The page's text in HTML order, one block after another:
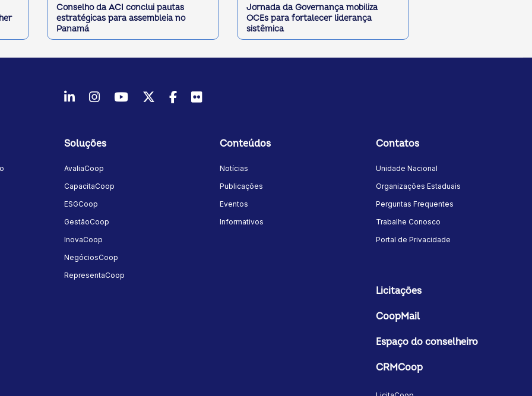
Conselho da ACI conclui pautas
estratégicas para assembleia no
Panamá
Jornada da Governança mobiliza
OCEs para fortalecer liderança
sistêmica
LinkedInInstagram
YoutubeTwitter/X
Facebook
Flickr
Soluções
AvaliaCoop
CapacitaCoop
ESGCoop
GestãoCoop
InovaCoop
NegóciosCoop
RepresentaCoop
Conteúdos
Notícias
Publicações
Eventos
Informativos
Contatos
Unidade Nacional
Organizações Estaduais
Perguntas Frequentes
Trabalhe Conosco
Portal de Privacidade
Licitações
CoopMail
Espaço do conselheiro
CRMCoop